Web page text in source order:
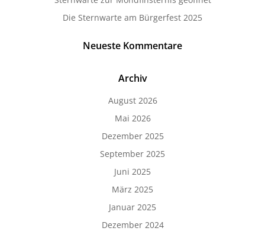
Die Sternwarte am Bürgerfest 2025
Neueste Kommentare
Archiv
August 2026
Mai 2026
Dezember 2025
September 2025
Juni 2025
März 2025
Januar 2025
Dezember 2024